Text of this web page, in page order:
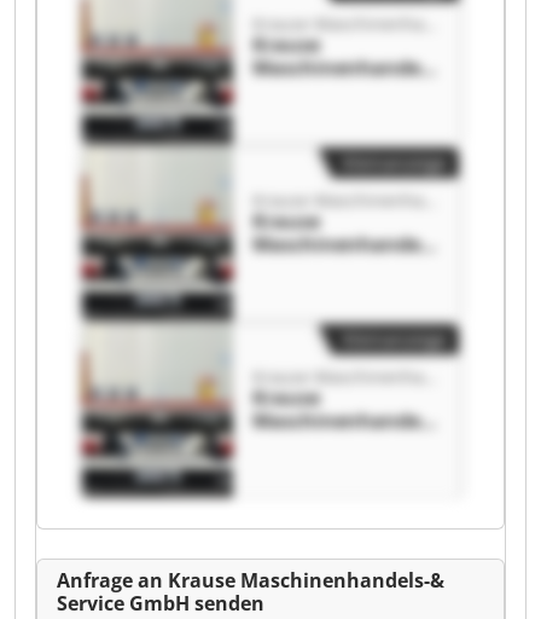
Krause
Maschinenhandels
Maschinenhandels
-& Service GmbH
Krause
Maschinenhandels
Maschinenhandels
-& Service GmbH
Krause
Maschinenhandels
Anfrage an Krause Maschinenhandels-&
Service GmbH senden